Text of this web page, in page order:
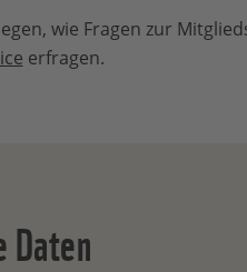
wie Fragen zur
erfragen.
Daten